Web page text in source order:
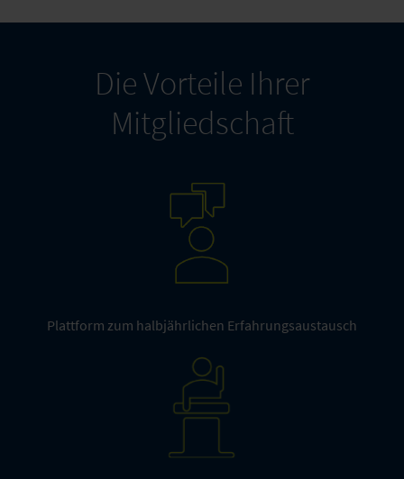
Die Vorteile Ihrer
Mitgliedschaft
Plattform zum halbjährlichen Erfahrungsaustausch